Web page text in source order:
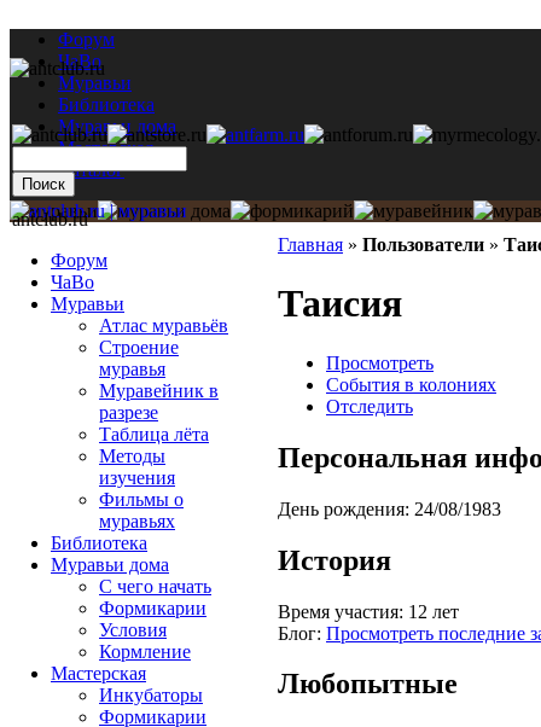
Форум
ЧаВо
Муравьи
Библиотека
Муравьи дома
Мастерская
Каталог
Главная » Пользователи »
Таисия
Просмотреть
События в колониях
Отследить
Персональная
День рождения: 24/08/1983
История
Время участия: 12 лет
Блог: Просмотреть последние
Любопытные
antclub.ru
Форум
ЧаВо
Муравьи
Атлас муравьёв
Строение
муравья
Муравейник в
разрезе
Таблица лёта
Методы
изучения
Фильмы о
муравьях
Библиотека
Муравьи дома
С чего начать
Формикарии
Условия
Кормление
Мастерская
Инкубаторы
Формикарии